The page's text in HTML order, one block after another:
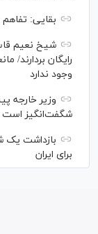
بقایی:
شیخ نعیم
رایگان بردارند/
وجود ندارد
وزیر خارجه
شگفت‌انگیز است
بازداشت
برای ایران